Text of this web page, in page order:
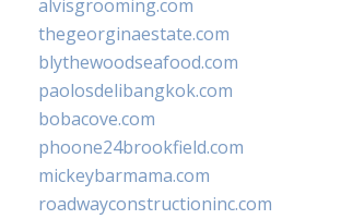
alvisgrooming.com
thegeorginaestate.com
blythewoodseafood.com
paolosdelibangkok.com
bobacove.com
phoone24brookfield.com
mickeybarmama.com
roadwayconstructioninc.com